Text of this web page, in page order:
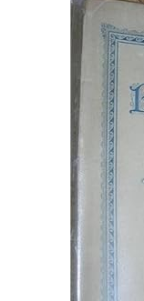
Arte y coleccionismo
Vendedores
Comenzar a vender